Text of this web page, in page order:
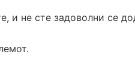
и не сте задоволни се